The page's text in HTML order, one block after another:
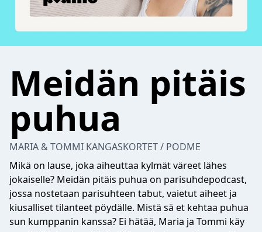
Meidän pitäis
puhua
MARIA & TOMMI KANGASKORTET / PODME
Mikä on lause, joka aiheuttaa kylmät väreet lähes
jokaiselle? Meidän pitäis puhua on parisuhdepodcast,
jossa nostetaan parisuhteen tabut, vaietut aiheet ja
kiusalliset tilanteet pöydälle. Mistä sä et kehtaa puhua
sun kumppanin kanssa? Ei hätää, Maria ja Tommi käy